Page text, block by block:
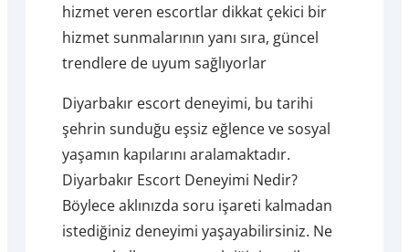
hizmet veren escortlar dikkat çekici bir
hizmet sunmalarının yanı sıra, güncel
trendlere de uyum sağlıyorlar
Diyarbakır escort deneyimi, bu tarihi
şehrin sunduğu eşsiz eğlence ve sosyal
yaşamın kapılarını aralamaktadır.
Diyarbakır Escort Deneyimi Nedir?
Böylece aklınızda soru işareti kalmadan
istediğiniz deneyimi yaşayabilirsiniz. Ne